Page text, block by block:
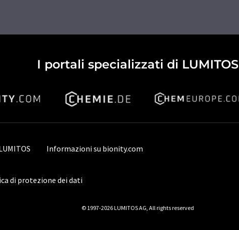
I portali specializzati di LUMITOS
Informazioni su bionity.com
di protezione dei dati
© 1997-2026 LUMITOS AG, All rights reserved